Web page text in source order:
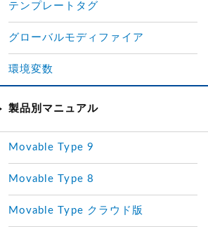
テンプレートタグ
グローバルモディファイア
環境変数
製品別マニュアル
Movable Type 9
Movable Type 8
Movable Type クラウド版